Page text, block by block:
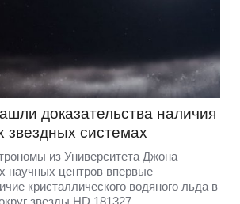
доказательства наличия
звездных системах
из Университета Джона
научных центров впервые
кристаллического водяного льда в
звезды HD 181327,